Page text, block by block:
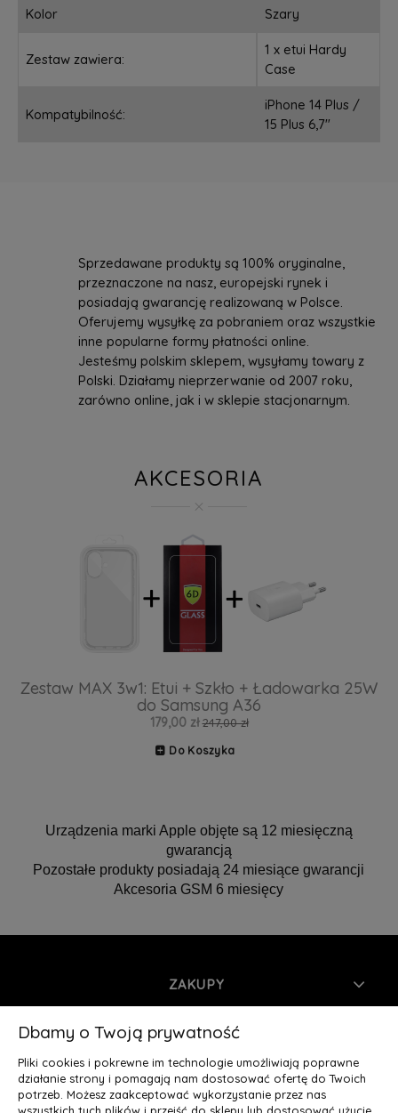
Kolor Szary
Zestaw zawiera:
1 x etui Hardy
Case
Kompatybilność:
iPhone 14 Plus /
15 Plus 6,7"
Sprzedawane produkty są 100% oryginalne,
przeznaczone na nasz, europejski rynek i
posiadają gwarancję realizowaną w Polsce.
Oferujemy wysyłkę za pobraniem oraz wszystkie
inne popularne formy płatności online.
Jesteśmy polskim sklepem, wysyłamy towary z
Polski. Działamy nieprzerwanie od 2007 roku,
zarówno online, jak i w sklepie stacjonarnym.
AKCESORIA
Zestaw MAX 3w1: Etui + Szkło + Ładowarka 25W
do Samsung A36
179,00 zł 247,00 zł
Do Koszyka
Urządzenia marki Apple objęte są 12 miesięczną
gwarancją
Pozostałe produkty posiadają 24 miesiące gwarancji
Akcesoria GSM 6 miesięcy
ZAKUPY
INFORMACJE
MOJE KONTO
Dbamy o Twoją prywatność
Pliki cookies i pokrewne im technologie umożliwiają poprawne
działanie strony i pomagają nam dostosować ofertę do Twoich
potrzeb. Możesz zaakceptować wykorzystanie przez nas